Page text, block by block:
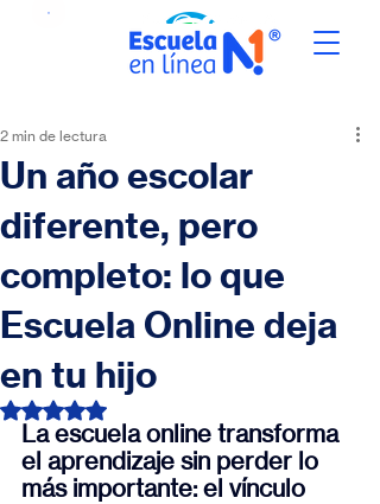
Un año escolar
diferente, pero
completo: lo que
Escuela Online deja
en tu hijo
2 min de lectura
Obtuvo NaN de 5 estrellas.
La escuela online transforma
el aprendizaje sin perder lo
más importante: el vínculo